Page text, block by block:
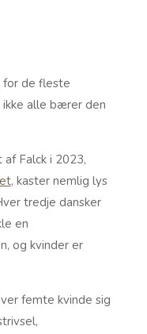
for de fleste
alle bærer den
Falck i 2023,
, kaster nemlig lys
tredje dansker
en
og kvinder er
femte kvinde sig